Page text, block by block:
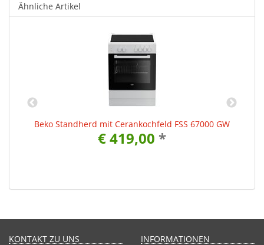
Ähnliche Artikel
Beko Standherd mit Cerankochfeld FSS 67000 GW
€ 419,00 *
KONTAKT ZU UNS INFORMATIONEN